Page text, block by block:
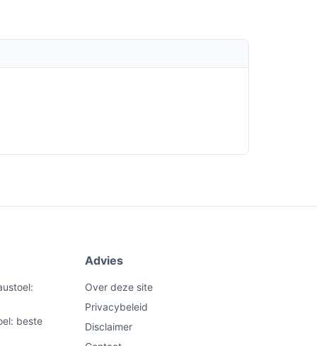
beste
Advies
Over deze site
Privacybeleid
Disclaimer